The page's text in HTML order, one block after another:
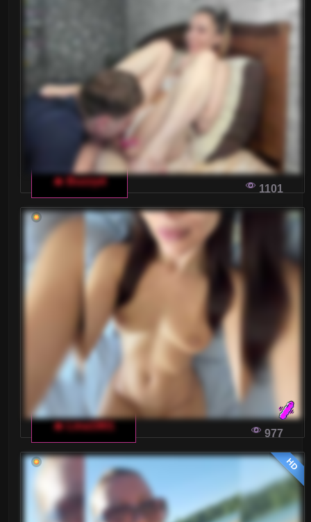
🔥 Buzzyd
1101
🔥 Lina1901
977
HD